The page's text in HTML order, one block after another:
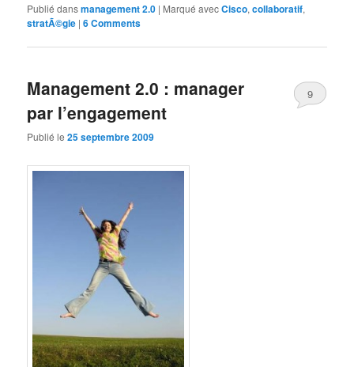
Publié dansmanagement 2.0 | Marqué avecCisco,collaboratif,
stratÃ©gie |6 Comments
Management 2.0 : manager
par l’engagement
Publié le25 septembre 2009
9